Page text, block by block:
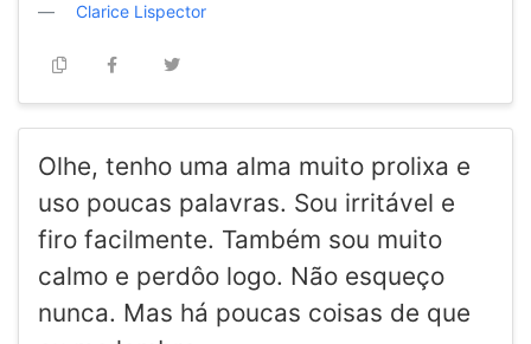
Clarice Lispector
Olhe, tenho uma alma muito prolixa e
uso poucas palavras. Sou irritável e
firo facilmente. Também sou muito
calmo e perdôo logo. Não esqueço
nunca. Mas há poucas coisas de que